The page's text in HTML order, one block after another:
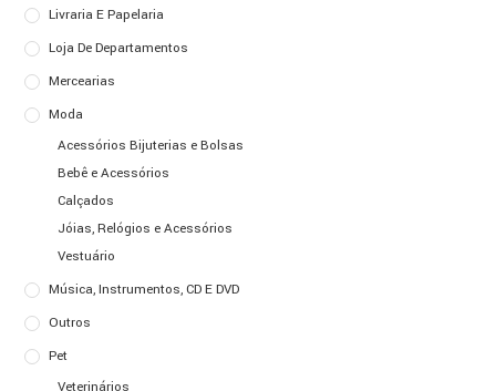
Livraria E Papelaria
Loja De Departamentos
Mercearias
Moda
Acessórios Bijuterias e Bolsas
Bebê e Acessórios
Calçados
Jóias, Relógios e Acessórios
Vestuário
Música, Instrumentos, CD E DVD
Outros
Pet